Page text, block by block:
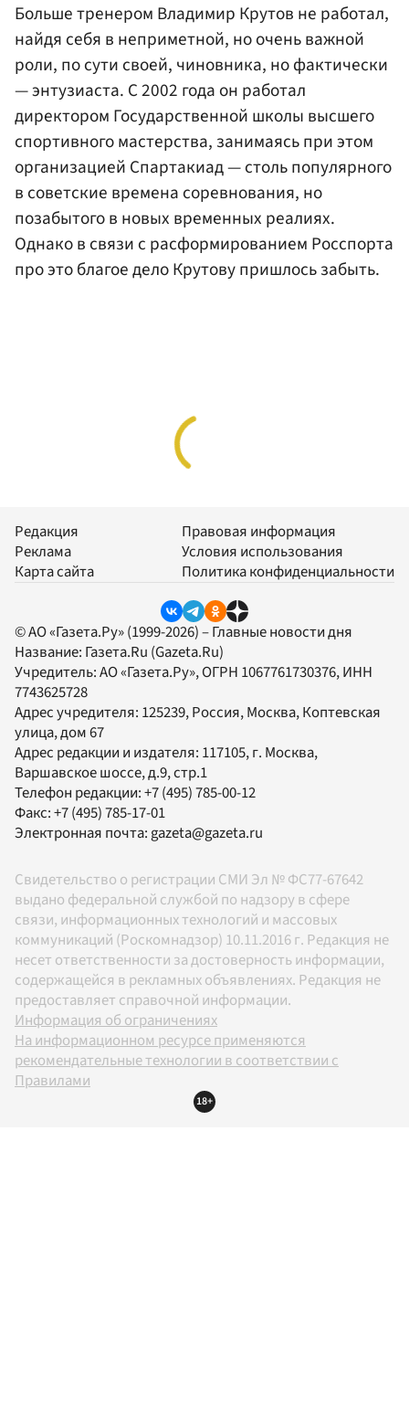
Больше тренером Владимир Крутов не работал,
найдя себя в неприметной, но очень важной
роли, по сути своей, чиновника, но фактически
— энтузиаста. С 2002 года он работал
директором Государственной школы высшего
спортивного мастерства, занимаясь при этом
организацией Спартакиад — столь популярного
в советские времена соревнования, но
позабытого в новых временных реалиях.
Однако в связи с расформированием Росспорта
про это благое дело Крутову пришлось забыть.
Редакция
Реклама
Карта сайта
Правовая информация
Условия использования
Политика конфиденциальности
© АО «Газета.Ру» (1999-2026) – Главные новости дня
Название: Газета.Ru (Gazeta.Ru)
Учредитель:АО «Газета.Ру», ОГРН 1067761730376, ИНН
7743625728
Адрес учредителя: 125239, Россия, Москва, Коптевская
улица, дом 67
Адрес редакции и издателя: 117105, г. Москва,
Варшавское шоссе, д.9, стр.1
Телефон редакции:+7 (495) 785-00-12
Факс:+7 (495) 785-17-01
Электронная почта: gazeta@gazeta.ru
Свидетельство о регистрации СМИ Эл № ФС77-67642
выдано федеральной службой по надзору в сфере
связи, информационных технологий и массовых
коммуникаций (Роскомнадзор) 10.11.2016 г. Редакция не
несет ответственности за достоверность информации,
содержащейся в рекламных объявлениях. Редакция не
предоставляет справочной информации.
Информация об ограничениях
На информационном ресурсе применяются
рекомендательные технологии в соответствии с
Правилами
18+